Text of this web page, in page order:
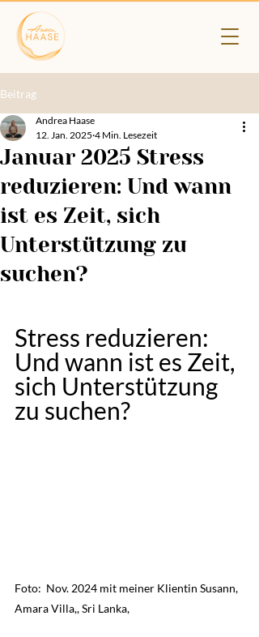
Beitrag
Januar 2025 Stress
reduzieren: Und wann
ist es Zeit, sich
Unterstützung zu
suchen?
Andrea Haase
12. Jan. 2025 4 Min. Lesezeit
Stress reduzieren:
Und wann ist es Zeit,
sich Unterstützung
zu suchen?
Foto:  Nov. 2024 mit meiner Klientin Susann,
Amara Villa,, Sri Lanka,